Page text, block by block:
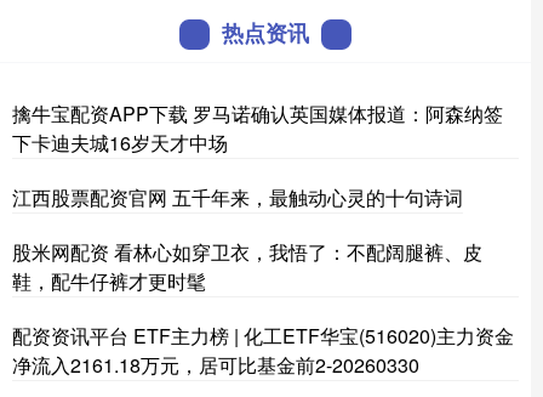
热点资讯
擒牛宝配资APP下载 罗马诺确认英国媒体报道：阿森纳签
下卡迪夫城16岁天才中场
江西股票配资官网 五千年来，最触动心灵的十句诗词
股米网配资 看林心如穿卫衣，我悟了：不配阔腿裤、皮
鞋，配牛仔裤才更时髦
配资资讯平台 ETF主力榜 | 化工ETF华宝(516020)主力资金
净流入2161.18万元，居可比基金前2-20260330